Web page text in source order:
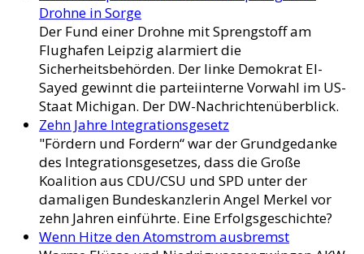
Drohne in Sorge
Der Fund einer Drohne mit Sprengstoff am
Flughafen Leipzig alarmiert die
Sicherheitsbehörden. Der linke Demokrat El-
Sayed gewinnt die parteiinterne Vorwahl im US-
Staat Michigan. Der DW-Nachrichtenüberblick.
Zehn Jahre Integrationsgesetz
"Fördern und Fordern“ war der Grundgedanke
des Integrationsgesetzes, dass die Große
Koalition aus CDU/CSU und SPD unter der
damaligen Bundeskanzlerin Angel Merkel vor
zehn Jahren einführte. Eine Erfolgsgeschichte?
Wenn Hitze den Atomstrom ausbremst